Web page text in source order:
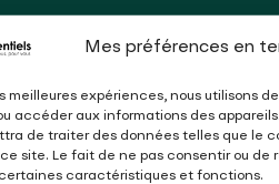
Mes préférences en
meilleures expériences, nous utilisons
accéder aux informations des
de traiter des données telles que le
ce site. Le fait de ne pas consentir ou
caractéristiques et fonctions.
àtout